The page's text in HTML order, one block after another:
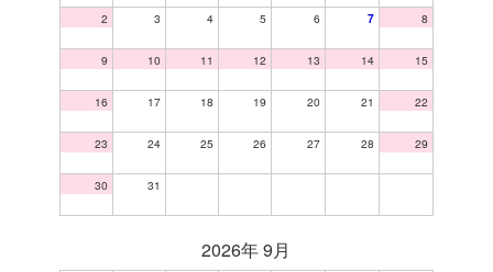
2 3 4 5 6 7 8
9 10 11 12 13 14 15
16 17 18 19 20 21 22
23 24 25 26 27 28 29
30 31
2026年 9月